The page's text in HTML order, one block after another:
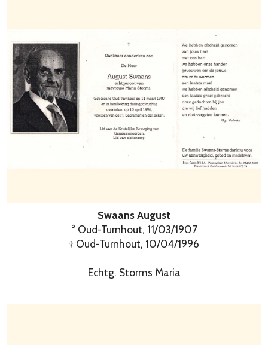
Swaans August
° Oud-Turnhout, 11/03/1907
† Oud-Turnhout, 10/04/1996
Echtg. Storms Maria